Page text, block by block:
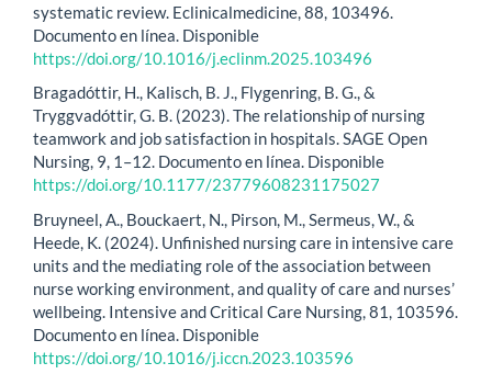
systematic review. Eclinicalmedicine, 88, 103496.
Documento en línea. Disponible
https://doi.org/10.1016/j.eclinm.2025.103496
Bragadóttir, H., Kalisch, B. J., Flygenring, B. G., &
Tryggvadóttir, G. B. (2023). The relationship of nursing
teamwork and job satisfaction in hospitals. SAGE Open
Nursing, 9, 1–12. Documento en línea. Disponible
https://doi.org/10.1177/23779608231175027
Bruyneel, A., Bouckaert, N., Pirson, M., Sermeus, W., &
Heede, K. (2024). Unfinished nursing care in intensive care
units and the mediating role of the association between
nurse working environment, and quality of care and nurses’
wellbeing. Intensive and Critical Care Nursing, 81, 103596.
Documento en línea. Disponible
https://doi.org/10.1016/j.iccn.2023.103596